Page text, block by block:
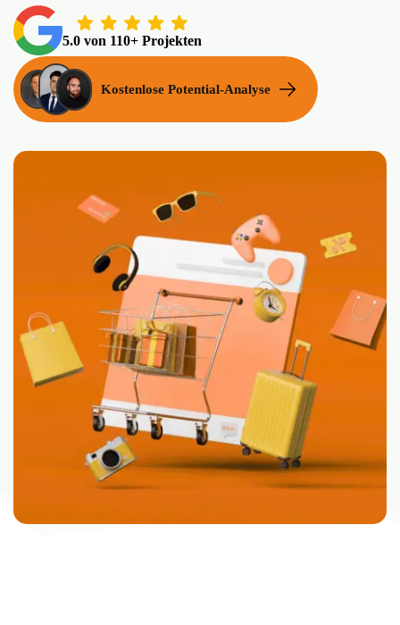
5.0 von 110+ Projekten
Kostenlose Potential-Analyse